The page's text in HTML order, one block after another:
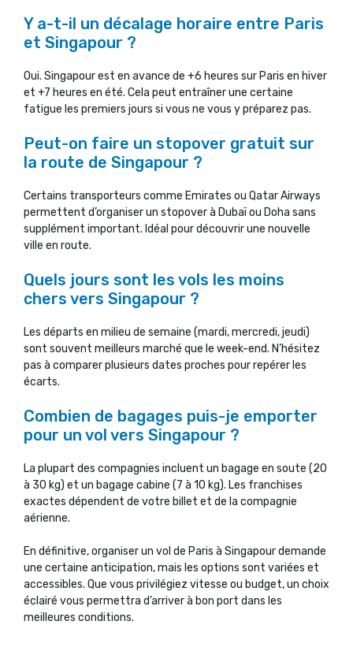
Y a-t-il un décalage horaire entre Paris
et Singapour ?
Oui. Singapour est en avance de +6 heures sur Paris en hiver
et +7 heures en été. Cela peut entraîner une certaine
fatigue les premiers jours si vous ne vous y préparez pas.
Peut-on faire un stopover gratuit sur
la route de Singapour ?
Certains transporteurs comme Emirates ou Qatar Airways
permettent d’organiser un stopover à Dubaï ou Doha sans
supplément important. Idéal pour découvrir une nouvelle
ville en route.
Quels jours sont les vols les moins
chers vers Singapour ?
Les départs en milieu de semaine (mardi, mercredi, jeudi)
sont souvent meilleurs marché que le week-end. N’hésitez
pas à comparer plusieurs dates proches pour repérer les
écarts.
Combien de bagages puis-je emporter
pour un vol vers Singapour ?
La plupart des compagnies incluent un bagage en soute (20
à 30 kg) et un bagage cabine (7 à 10 kg). Les franchises
exactes dépendent de votre billet et de la compagnie
aérienne.
En définitive, organiser un vol de Paris à Singapour demande
une certaine anticipation, mais les options sont variées et
accessibles. Que vous privilégiez vitesse ou budget, un choix
éclairé vous permettra d’arriver à bon port dans les
meilleures conditions.